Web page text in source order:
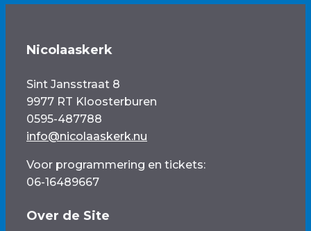
Nicolaaskerk
Sint Jansstraat 8
9977 RT Kloosterburen
0595-487788
info@nicolaaskerk.nu
Voor programmering en tickets:
06-16489667
Over de Site